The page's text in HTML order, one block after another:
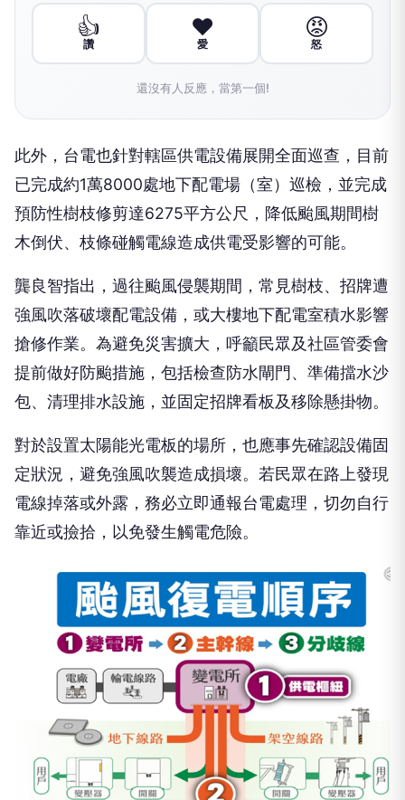
👍
讚
❤️
愛
😡
怒
還沒有人反應，當第一個!
此外，台電也針對轄區供電設備展開全面巡查，目前
已完成約1萬8000處地下配電場（室）巡檢，並完成
預防性樹枝修剪達6275平方公尺，降低颱風期間樹
木倒伏、枝條碰觸電線造成供電受影響的可能。
龔良智指出，過往颱風侵襲期間，常見樹枝、招牌遭
強風吹落破壞配電設備，或大樓地下配電室積水影響
搶修作業。為避免災害擴大，呼籲民眾及社區管委會
提前做好防颱措施，包括檢查防水閘門、準備擋水沙
包、清理排水設施，並固定招牌看板及移除懸掛物。
對於設置太陽能光電板的場所，也應事先確認設備固
定狀況，避免強風吹襲造成損壞。若民眾在路上發現
電線掉落或外露，務必立即通報台電處理，切勿自行
靠近或撿拾，以免發生觸電危險。